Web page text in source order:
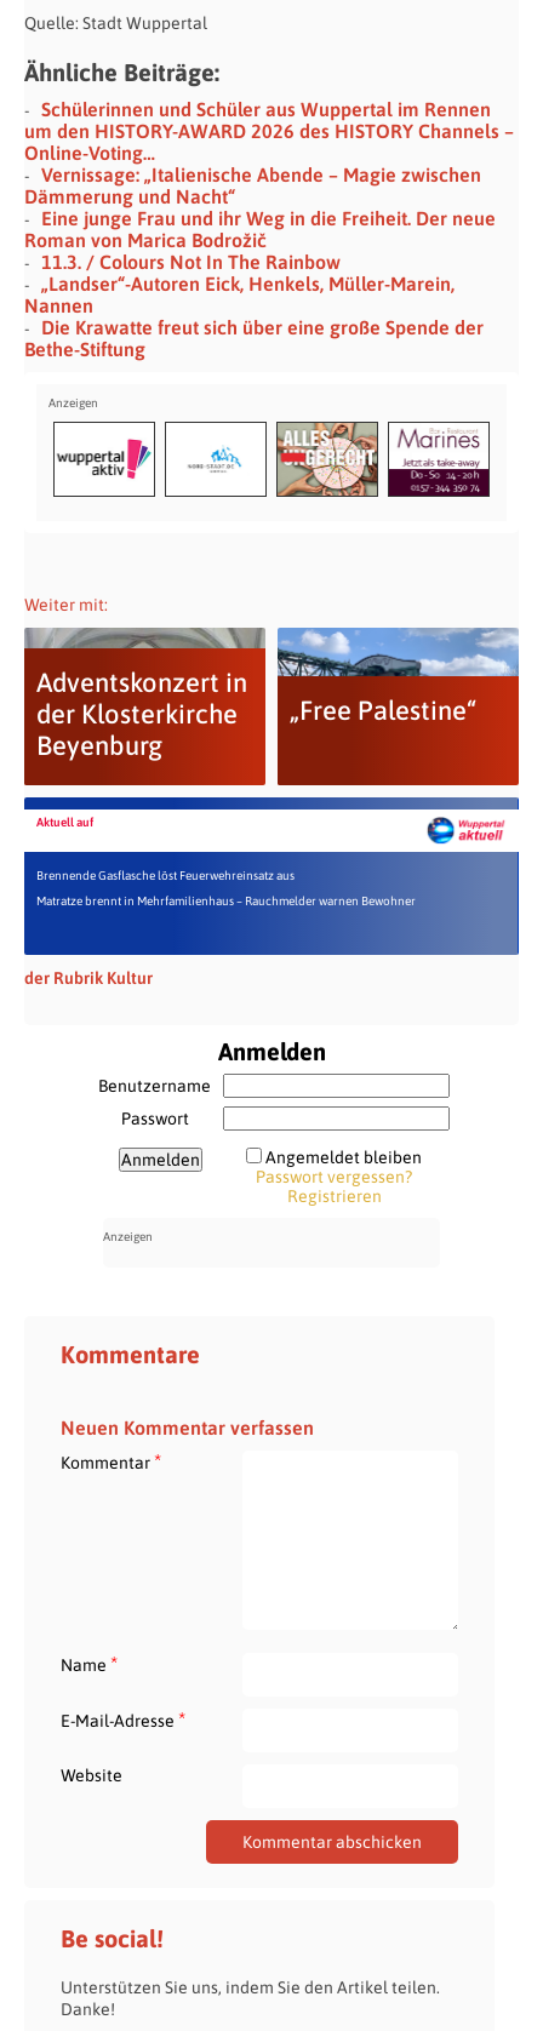
Quelle: Stadt Wuppertal
Ähnliche Beiträge:
Schülerinnen und Schüler aus Wuppertal im Rennen
um den HISTORY-AWARD 2026 des HISTORY Channels –
Online-Voting…
Vernissage: „Italienische Abende – Magie zwischen
Dämmerung und Nacht“
Eine junge Frau und ihr Weg in die Freiheit. Der neue
Roman von Marica Bodrožič
11.3. / Colours Not In The Rainbow
„Landser“-Autoren Eick, Henkels, Müller-Marein,
Nannen
Die Krawatte freut sich über eine große Spende der
Bethe-Stiftung
Weiter mit:
Adventskonzert in
der Klosterkirche
Beyenburg
„Free Palestine“
Aktuell auf
Brennende Gasflasche löst Feuerwehreinsatz aus
Matratze brennt in Mehrfamilienhaus – Rauchmelder warnen Bewohner
der Rubrik Kultur
Anmelden
Benutzername
Passwort
Angemeldet bleiben
Passwort vergessen?
Registrieren
Kommentare
Neuen Kommentar verfassen
Kommentar*
Name *
E-Mail-Adresse *
Website
Be social!
Unterstützen Sie uns, indem Sie den Artikel teilen.
Danke!